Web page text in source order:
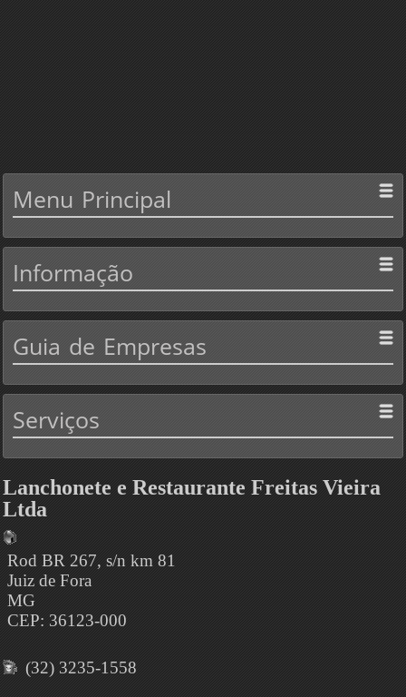
Menu Principal
Informação
Guia de Empresas
Serviços
Lanchonete e Restaurante Freitas Vieira
Ltda
Rod BR 267, s/n km 81
Juiz de Fora
MG
CEP: 36123-000
(32) 3235-1558